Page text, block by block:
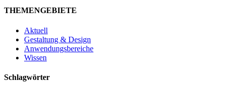
THEMENGEBIETE
Aktuell
Gestaltung & Design
Anwendungsbereiche
Wissen
Schlagwörter